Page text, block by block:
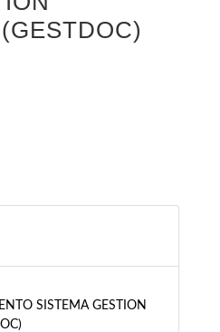
SISTEMA GESTION